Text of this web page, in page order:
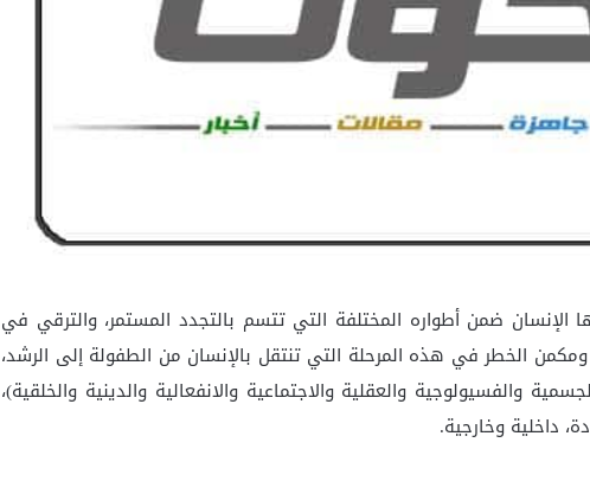
الإنسان ضمن أطواره المختلفة التي تتسم بالتجدد المستمر، والترقي في
ومكمن الخطر في هذه المرحلة التي تنتقل بالإنسان من الطفولة إلى الرشد،
والفسيولوجية والعقلية والاجتماعية والانفعالية والدينية والخلقية)،
داخلية وخارجية.